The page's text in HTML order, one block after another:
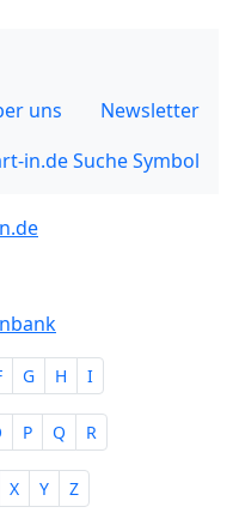
uns Newsletter
G H I
P Q R
X Y Z